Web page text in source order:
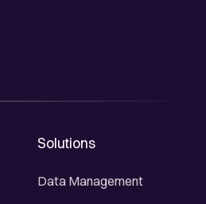
Solutions
Data Management